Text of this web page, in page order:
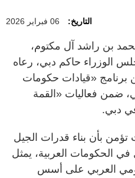
التاريخ: 06 فبراير 2026
بن راشد آل مكتوم،
الوزراء حاكم دبي، رعاه
برنامج «قيادات حكومات
ضمن فعاليات «القمة
تؤمن بأن بناء قدرات الجيل
الحكومات العربية، يمثل
العربي على أسس